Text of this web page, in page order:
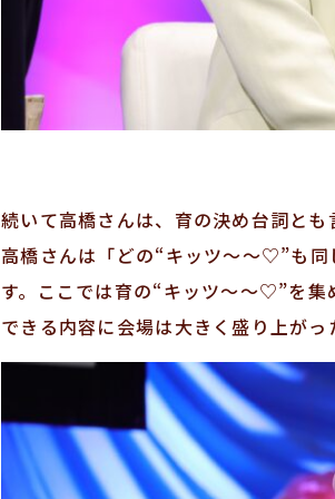
続いて高橋さんは、育の決め台詞と
高橋さんは「どの“キッツ～～♡”も
す。ここでは育の“キッツ～～♡”を
できる内容に会場は大きく盛り上がっ